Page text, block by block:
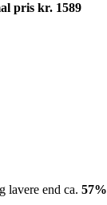
pris kr. 1589
lavere end ca. 57%